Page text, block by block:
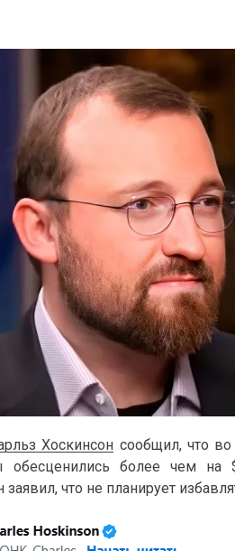
Хоскинсон сообщил, что
обесценились более чем
что не планирует